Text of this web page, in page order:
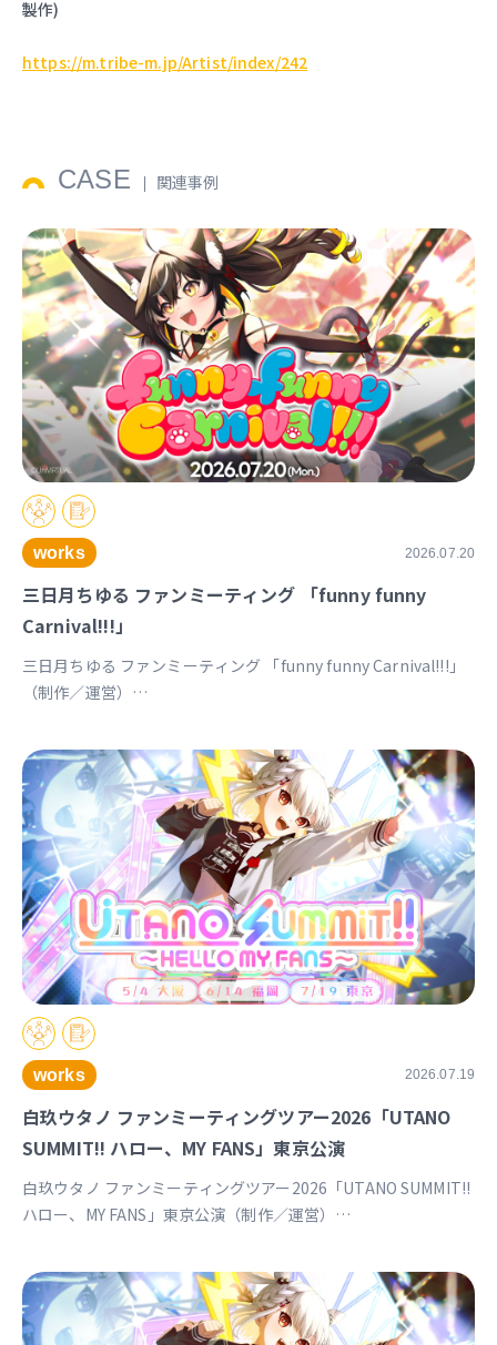
製作)
https://m.tribe-m.jp/Artist/index/242
CASE 関連事例
works 2026.07.20
三日月ちゆる ファンミーティング 「funny funny
Carnival!!!」
三日月ちゆる ファンミーティング 「funny funny Carnival!!!」
（制作／運営）
works 2026.07.19
白玖ウタノ ファンミーティングツアー2026「UTANO
SUMMIT!! ハロー、MY FANS」東京公演
白玖ウタノ ファンミーティングツアー2026「UTANO SUMMIT!!
ハロー、MY FANS」東京公演（制作／運営）